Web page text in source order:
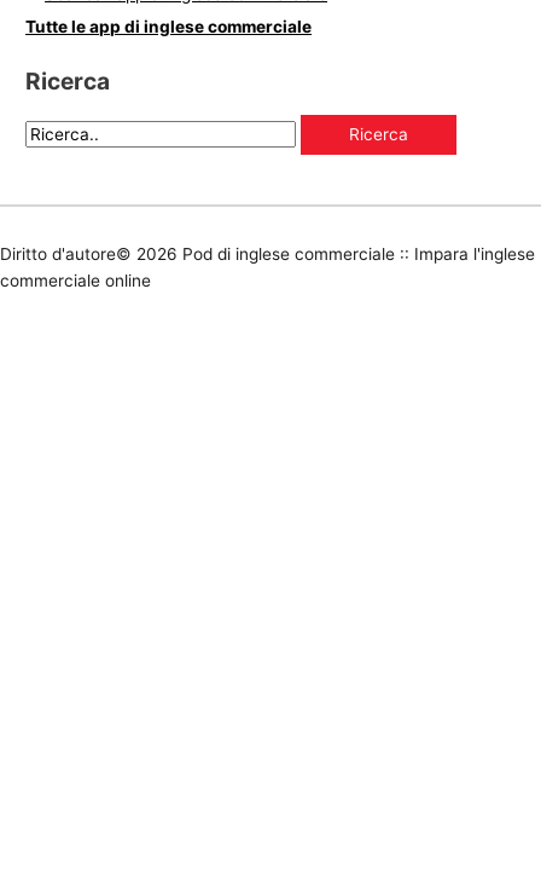
Tutte le app di inglese commerciale
Ricerca
Diritto d'autore© 2026 Pod di inglese commerciale :: Impara l'inglese
commerciale online